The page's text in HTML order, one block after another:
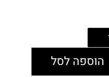
הוספה לסל